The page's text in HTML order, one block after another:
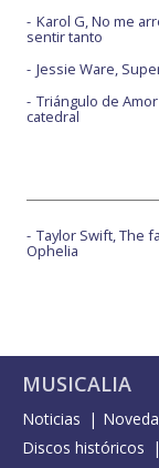
Karol G, No me
sentir tanto
Jessie Ware,
Triángulo de
catedral
Taylor Swift, The
Ophelia
MUSICALIA
Noticias
Discos históricos